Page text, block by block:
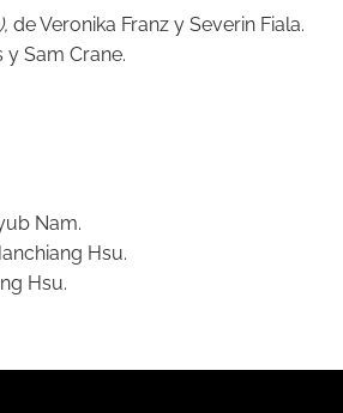
de Veronika Franz y Severin Fiala.
y Sam Crane.
Nam.
Hsu.
Hsu.